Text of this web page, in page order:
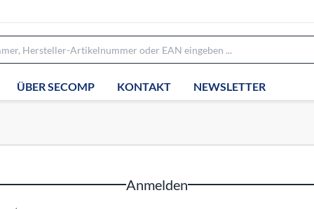
ÜBER SECOMP KONTAKT NEWSLETTER
Anmelden